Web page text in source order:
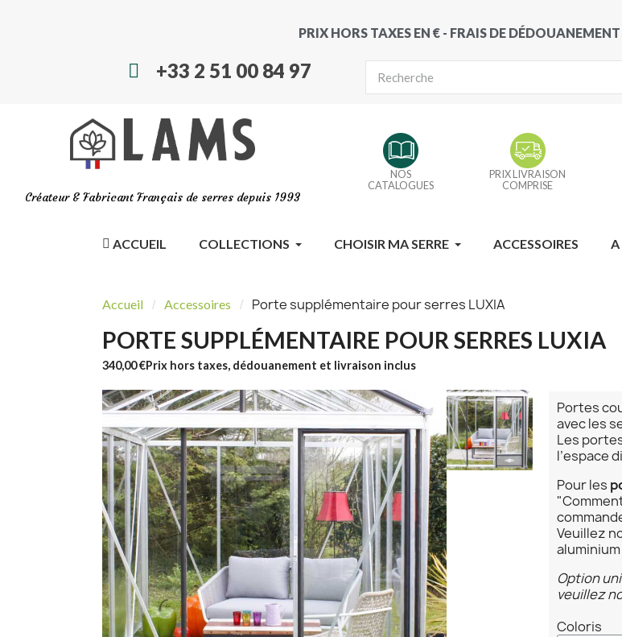
PRIX HORS TAXES EN € - FRAIS DE
+33 2 51 00 84 97
Créateur & Fabricant Français de serres depuis 1993
NOS
CATALOGUES
PRIX LIVRAISON
COMPRISE
ACCUEIL COLLECTIONS CHOISIR MA SERRE ACCESSOIRES A
Accueil Accessoires Porte supplémentaire pour serres LUXIA
PORTE SUPPLÉMENTAIRE POUR SERRES LUXIA
340,00 €Prix hors taxes, dédouanement et livraison inclus
Portes
avec les
Les
l’espace
Pour les
Veuillez
Option
veuillez
Coloris